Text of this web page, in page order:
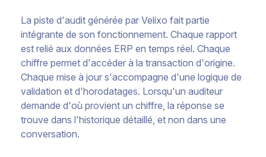
La piste d'audit générée par Velixo fait partie
intégrante de son fonctionnement. Chaque rapport
est relié aux données ERP en temps réel. Chaque
chiffre permet d'accéder à la transaction d'origine.
Chaque mise à jour s'accompagne d'une logique de
validation et d'horodatages. Lorsqu'un auditeur
demande d'où provient un chiffre, la réponse se
trouve dans l'historique détaillé, et non dans une
conversation.